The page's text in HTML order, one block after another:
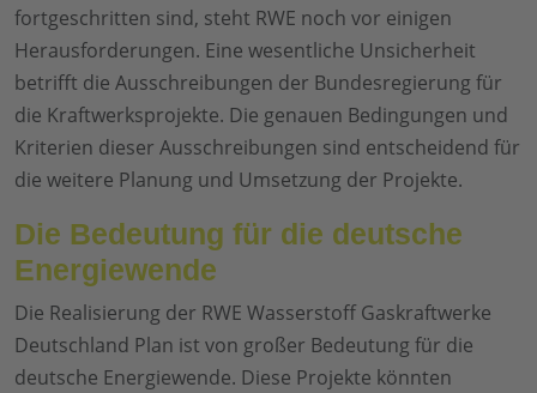
fortgeschritten sind, steht RWE noch vor einigen
Herausforderungen. Eine wesentliche Unsicherheit
betrifft die Ausschreibungen der Bundesregierung für
die Kraftwerksprojekte. Die genauen Bedingungen und
Kriterien dieser Ausschreibungen sind entscheidend für
die weitere Planung und Umsetzung der Projekte.
Die Bedeutung für die deutsche
Energiewende
Die Realisierung der RWE Wasserstoff Gaskraftwerke
Deutschland Plan ist von großer Bedeutung für die
deutsche Energiewende. Diese Projekte könnten